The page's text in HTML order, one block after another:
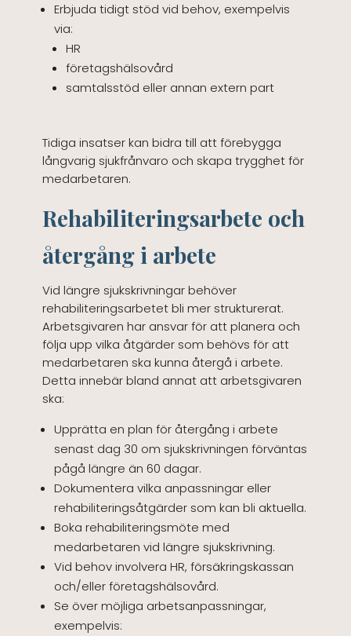
Erbjuda tidigt stöd vid behov, exempelvis
via:
HR
företagshälsovård
samtalsstöd eller annan extern part
Tidiga insatser kan bidra till att förebygga
långvarig sjukfrånvaro och skapa trygghet för
medarbetaren.
Rehabiliteringsarbete och
återgång i arbete
Vid längre sjukskrivningar behöver
rehabiliteringsarbetet bli mer strukturerat.
Arbetsgivaren har ansvar för att planera och
följa upp vilka åtgärder som behövs för att
medarbetaren ska kunna återgå i arbete.
Detta innebär bland annat att arbetsgivaren
ska:
Upprätta en plan för återgång i arbete
senast dag 30 om sjukskrivningen förväntas
pågå längre än 60 dagar.
Dokumentera vilka anpassningar eller
rehabiliteringsåtgärder som kan bli aktuella.
Boka rehabiliteringsmöte med
medarbetaren vid längre sjukskrivning.
Vid behov involvera HR, försäkringskassan
och/eller företagshälsovård.
Se över möjliga arbetsanpassningar,
exempelvis: